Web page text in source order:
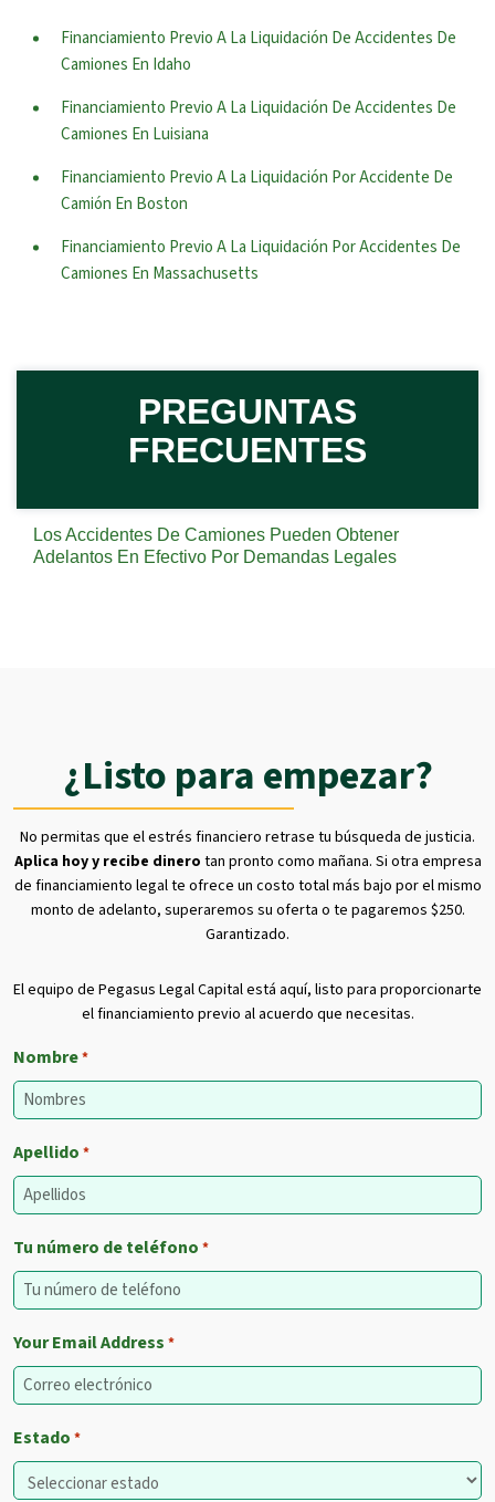
Financiamiento Previo A La Liquidación De Accidentes De
Camiones En Idaho
Financiamiento Previo A La Liquidación De Accidentes De
Camiones En Luisiana
Financiamiento Previo A La Liquidación Por Accidente De
Camión En Boston
Financiamiento Previo A La Liquidación Por Accidentes De
Camiones En Massachusetts
PREGUNTAS
FRECUENTES
Los Accidentes De Camiones Pueden Obtener
Adelantos En Efectivo Por Demandas Legales
¿Listo para empezar?
No permitas que el estrés financiero retrase tu búsqueda de justicia.
Aplica hoy y recibe dinero tan pronto como mañana. Si otra empresa
de financiamiento legal te ofrece un costo total más bajo por el mismo
monto de adelanto, superaremos su oferta o te pagaremos $250.
Garantizado.
El equipo de Pegasus Legal Capital está aquí, listo para proporcionarte
el financiamiento previo al acuerdo que necesitas.
Nombre*
Apellido *
Tu número de teléfono *
Your Email Address *
Estado *